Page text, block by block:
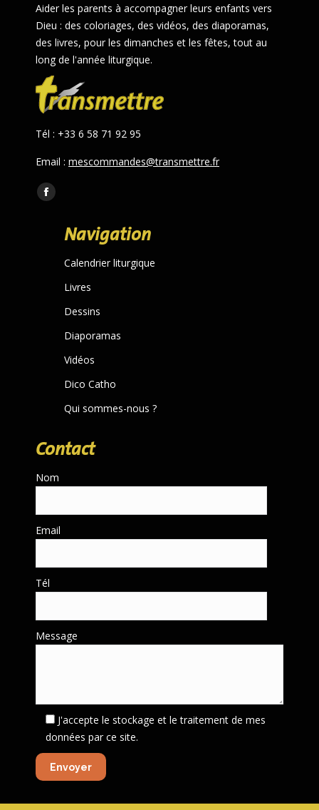
Aider les parents à accompagner leurs enfants vers
Dieu : des coloriages, des vidéos, des diaporamas,
des livres, pour les dimanches et les fêtes, tout au
long de l'année liturgique.
Tél : +33 6 58 71 92 95
Email : mescommandes@transmettre.fr
Trouvez nous sur :
Facebook
opens
window
Navigation
Calendrier liturgique
Livres
Dessins
Diaporamas
Vidéos
Dico Catho
Qui sommes-nous ?
Contact
Nom
Email
Tél
Message
J'accepte le stockage et le traitement de mes
données par ce site.